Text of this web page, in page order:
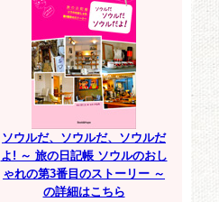
ソウルだ、ソウルだ、ソウルだ
よ! ～ 旅の日記帳 ソウルのおし
ゃれの第3番目のストーリー ～
の詳細はこちら